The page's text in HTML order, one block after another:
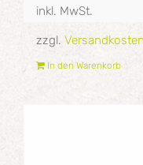
inkl. MwSt.
zzgl. Versandkosten
In den Warenkorb